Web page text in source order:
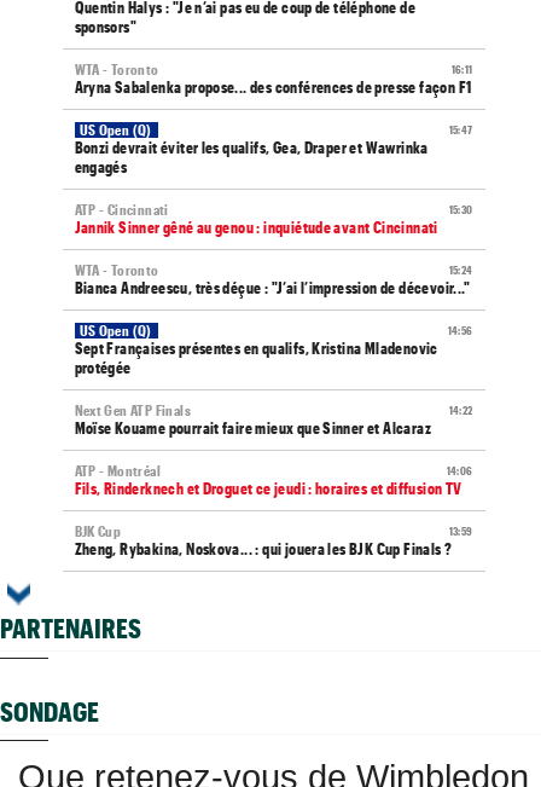
Quentin Halys : "Je n’ai pas eu de coup de téléphone de
sponsors"
16:11
WTA - Toronto
Aryna Sabalenka propose... des conférences de presse façon F1
15:47
US Open (Q)
Bonzi devrait éviter les qualifs, Gea, Draper et Wawrinka
engagés
15:30
ATP - Cincinnati
Jannik Sinner gêné au genou : inquiétude avant Cincinnati
15:24
WTA - Toronto
Bianca Andreescu, très déçue : "J’ai l’impression de décevoir..."
14:56
US Open (Q)
Sept Françaises présentes en qualifs, Kristina Mladenovic
protégée
14:22
Next Gen ATP Finals
Moïse Kouame pourrait faire mieux que Sinner et Alcaraz
14:06
ATP - Montréal
Fils, Rinderknech et Droguet ce jeudi : horaires et diffusion TV
13:59
BJK Cup
Zheng, Rybakina, Noskova... : qui jouera les BJK Cup Finals ?
jours
PARTENAIRES
SONDAGE
Que retenez-vous de Wimbledon